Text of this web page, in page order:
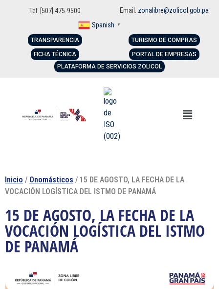
Tel: [507] 475-9500 Email: zonalibre@zolicol.gob.pa
Spanish ▼
TRANSPARENCIA
FICHA TÉCNICA
TURISMO DE COMPRAS
PORTAL DE EMPRESAS
PLATAFORMA DE SERVICIOS ZOLICOL
Inicio / Onomásticos / 15 DE AGOSTO, LA FECHA DE LA
VOCACIÓN LOGÍSTICA DEL ISTMO DE PANAMÁ
15 DE AGOSTO, LA FECHA DE LA
VOCACIÓN LOGÍSTICA DEL ISTMO
DE PANAMÁ